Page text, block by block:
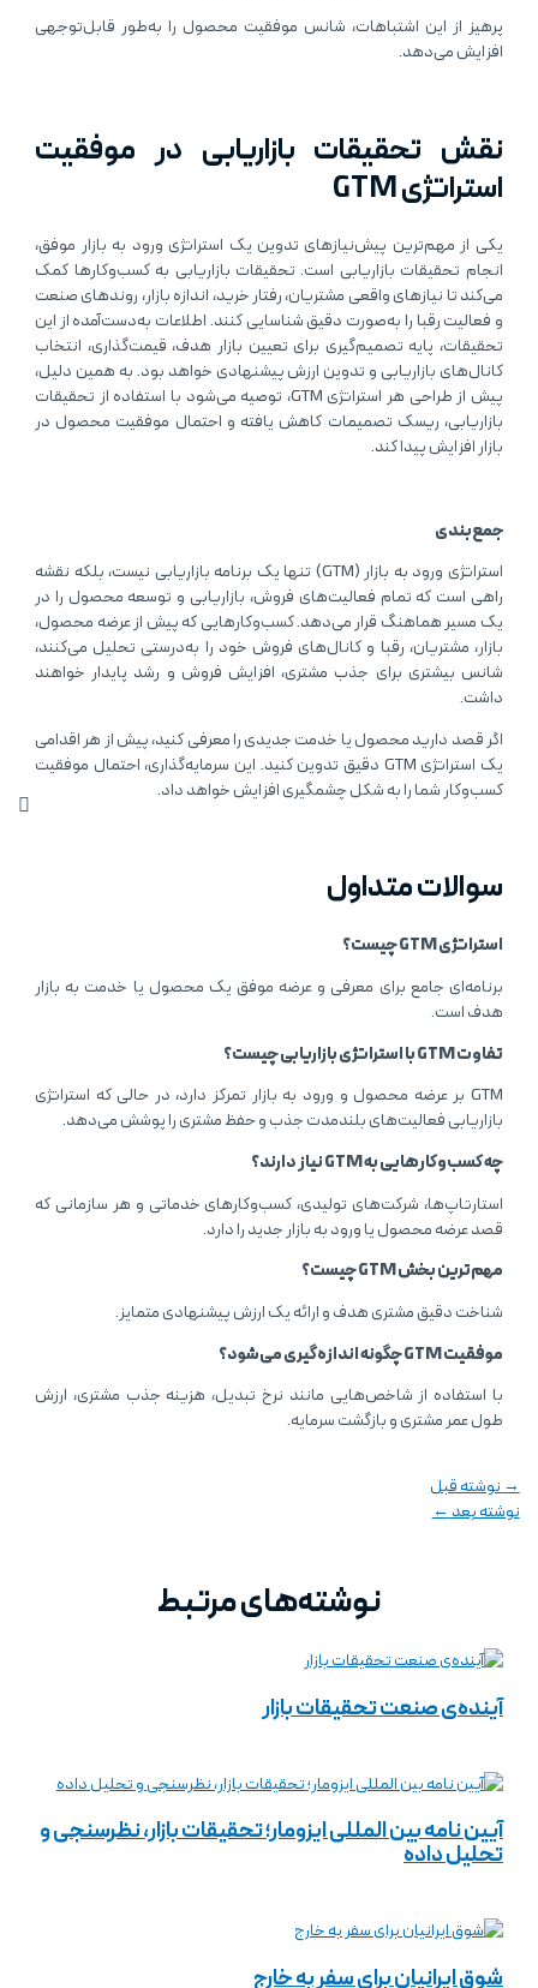
پرهیز از این اشتباهات، شانس موفقیت محصول را به‌طور قابل‌توجهی
افزایش می‌دهد.
نقش تحقیقات بازاریابی در موفقیت
استراتژی GTM
یکی از مهم‌ترین پیش‌نیازهای تدوین یک استراتژی ورود به بازار موفق،
انجام تحقیقات بازاریابی است. تحقیقات بازاریابی به کسب‌وکارها کمک
می‌کند تا نیازهای واقعی مشتریان، رفتار خرید، اندازه بازار، روندهای صنعت
و فعالیت رقبا را به‌صورت دقیق شناسایی کنند. اطلاعات به‌دست‌آمده از این
تحقیقات، پایه تصمیم‌گیری برای تعیین بازار هدف، قیمت‌گذاری، انتخاب
کانال‌های بازاریابی و تدوین ارزش پیشنهادی خواهد بود. به همین دلیل،
پیش از طراحی هر استراتژی GTM، توصیه می‌شود با استفاده از تحقیقات
بازاریابی، ریسک تصمیمات کاهش یافته و احتمال موفقیت محصول در
بازار افزایش پیدا کند.
جمع‌بندی
استراتژی ورود به بازار (GTM) تنها یک برنامه بازاریابی نیست، بلکه نقشه
راهی است که تمام فعالیت‌های فروش، بازاریابی و توسعه محصول را در
یک مسیر هماهنگ قرار می‌دهد. کسب‌وکارهایی که پیش از عرضه محصول،
بازار، مشتریان، رقبا و کانال‌های فروش خود را به‌درستی تحلیل می‌کنند،
شانس بیشتری برای جذب مشتری، افزایش فروش و رشد پایدار خواهند
داشت.
اگر قصد دارید محصول یا خدمت جدیدی را معرفی کنید، پیش از هر اقدامی
یک استراتژی GTM دقیق تدوین کنید. این سرمایه‌گذاری، احتمال موفقیت
کسب‌وکار شما را به شکل چشمگیری افزایش خواهد داد.
سوالات متداول
استراتژی GTM چیست؟
برنامه‌ای جامع برای معرفی و عرضه موفق یک محصول یا خدمت به بازار
هدف است.
تفاوت GTM با استراتژی بازاریابی چیست؟
GTM بر عرضه محصول و ورود به بازار تمرکز دارد، در حالی که استراتژی
بازاریابی فعالیت‌های بلندمدت جذب و حفظ مشتری را پوشش می‌دهد.
چه کسب‌وکارهایی به GTM نیاز دارند؟
استارتاپ‌ها، شرکت‌های تولیدی، کسب‌وکارهای خدماتی و هر سازمانی که
قصد عرضه محصول یا ورود به بازار جدید را دارد.
مهم‌ترین بخش GTM چیست؟
شناخت دقیق مشتری هدف و ارائه یک ارزش پیشنهادی متمایز.
موفقیت GTM چگونه اندازه‌گیری می‌شود؟
با استفاده از شاخص‌هایی مانند نرخ تبدیل، هزینه جذب مشتری، ارزش
طول عمر مشتری و بازگشت سرمایه.
→نوشته قبل
نوشته بعد←
نوشته‌های مرتبط
آینده‌ی صنعت تحقیقات بازار
آیین نامه بین المللی ایزومار؛ تحقیقات بازار، نظرسنجی و
تحلیل داده
شوق ایرانیان برای سفر به خارج